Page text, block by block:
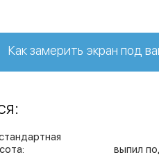
Как замерить экран под
выпил